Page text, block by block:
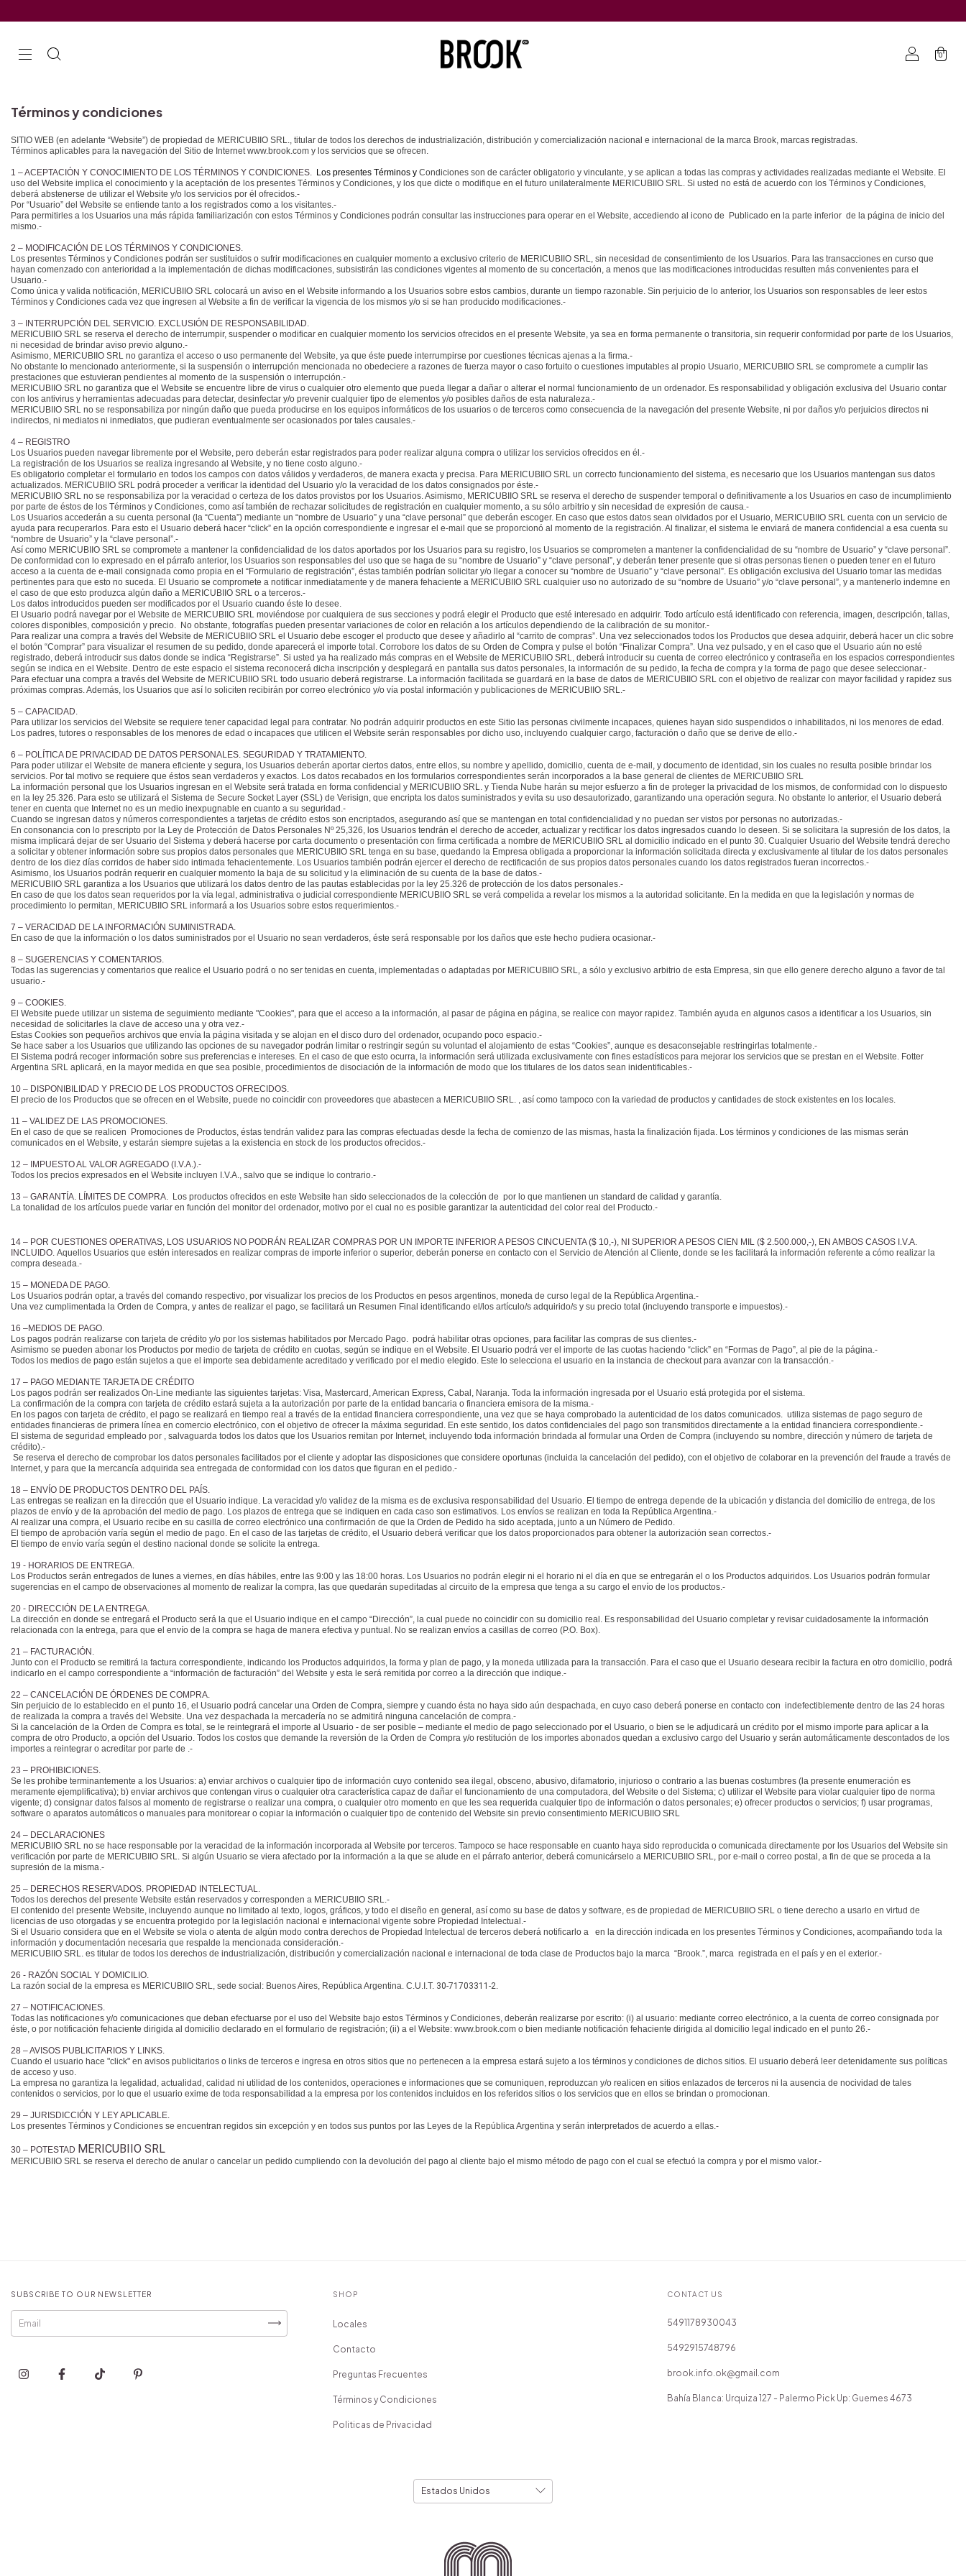
0
Términos y condiciones
SITIO WEB (en adelante “Website”) de propiedad de MERICUBIIO SRL., titular de todos los derechos de industrialización, distribución y comercialización nacional e internacional de la marca Brook, marcas registradas.
Términos aplicables para la navegación del Sitio de Internet www.brook.com y los servicios que se ofrecen.
1 – ACEPTACIÓN Y CONOCIMIENTO DE LOS TÉRMINOS Y CONDICIONES. Los presentes Términos y Condiciones son de carácter obligatorio y vinculante, y se aplican a todas las compras y actividades realizadas mediante el Website. El
uso del Website implica el conocimiento y la aceptación de los presentes Términos y Condiciones, y los que dicte o modifique en el futuro unilateralmente MERICUBIIO SRL. Si usted no está de acuerdo con los Términos y Condiciones,
deberá abstenerse de utilizar el Website y/o los servicios por él ofrecidos.-
Por “Usuario” del Website se entiende tanto a los registrados como a los visitantes.-
Para permitirles a los Usuarios una más rápida familiarización con estos Términos y Condiciones podrán consultar las instrucciones para operar en el Website, accediendo al icono de Publicado en la parte inferior de la página de inicio del
mismo.-
2 – MODIFICACIÓN DE LOS TÉRMINOS Y CONDICIONES.
Los presentes Términos y Condiciones podrán ser sustituidos o sufrir modificaciones en cualquier momento a exclusivo criterio de MERICUBIIO SRL, sin necesidad de consentimiento de los Usuarios. Para las transacciones en curso que
hayan comenzado con anterioridad a la implementación de dichas modificaciones, subsistirán las condiciones vigentes al momento de su concertación, a menos que las modificaciones introducidas resulten más convenientes para el
Usuario.-
Como única y valida notificación, MERICUBIIO SRL colocará un aviso en el Website informando a los Usuarios sobre estos cambios, durante un tiempo razonable. Sin perjuicio de lo anterior, los Usuarios son responsables de leer estos
Términos y Condiciones cada vez que ingresen al Website a fin de verificar la vigencia de los mismos y/o si se han producido modificaciones.-
3 – INTERRUPCIÓN DEL SERVICIO. EXCLUSIÓN DE RESPONSABILIDAD.
MERICUBIIO SRL se reserva el derecho de interrumpir, suspender o modificar en cualquier momento los servicios ofrecidos en el presente Website, ya sea en forma permanente o transitoria, sin requerir conformidad por parte de los Usuarios,
ni necesidad de brindar aviso previo alguno.-
Asimismo, MERICUBIIO SRL no garantiza el acceso o uso permanente del Website, ya que éste puede interrumpirse por cuestiones técnicas ajenas a la firma.-
No obstante lo mencionado anteriormente, si la suspensión o interrupción mencionada no obedeciere a razones de fuerza mayor o caso fortuito o cuestiones imputables al propio Usuario, MERICUBIIO SRL se compromete a cumplir las
prestaciones que estuvieran pendientes al momento de la suspensión o interrupción.-
MERICUBIIO SRL no garantiza que el Website se encuentre libre de virus o cualquier otro elemento que pueda llegar a dañar o alterar el normal funcionamiento de un ordenador. Es responsabilidad y obligación exclusiva del Usuario contar
con los antivirus y herramientas adecuadas para detectar, desinfectar y/o prevenir cualquier tipo de elementos y/o posibles daños de esta naturaleza.-
MERICUBIIO SRL no se responsabiliza por ningún daño que pueda producirse en los equipos informáticos de los usuarios o de terceros como consecuencia de la navegación del presente Website, ni por daños y/o perjuicios directos ni
indirectos, ni mediatos ni inmediatos, que pudieran eventualmente ser ocasionados por tales causales.-
4 – REGISTRO
Los Usuarios pueden navegar libremente por el Website, pero deberán estar registrados para poder realizar alguna compra o utilizar los servicios ofrecidos en él.-
La registración de los Usuarios se realiza ingresando al Website, y no tiene costo alguno.-
Es obligatorio completar el formulario en todos los campos con datos válidos y verdaderos, de manera exacta y precisa. Para MERICUBIIO SRL un correcto funcionamiento del sistema, es necesario que los Usuarios mantengan sus datos
actualizados. MERICUBIIO SRL podrá proceder a verificar la identidad del Usuario y/o la veracidad de los datos consignados por éste.-
MERICUBIIO SRL no se responsabiliza por la veracidad o certeza de los datos provistos por los Usuarios. Asimismo, MERICUBIIO SRL se reserva el derecho de suspender temporal o definitivamente a los Usuarios en caso de incumplimiento
por parte de éstos de los Términos y Condiciones, como así también de rechazar solicitudes de registración en cualquier momento, a su sólo arbitrio y sin necesidad de expresión de causa.-
Los Usuarios accederán a su cuenta personal (la “Cuenta”) mediante un “nombre de Usuario” y una “clave personal” que deberán escoger. En caso que estos datos sean olvidados por el Usuario, MERICUBIIO SRL cuenta con un servicio de
ayuda para recuperarlos. Para esto el Usuario deberá hacer “click” en la opción correspondiente e ingresar el e-mail que se proporcionó al momento de la registración. Al finalizar, el sistema le enviará de manera confidencial a esa cuenta su
“nombre de Usuario” y la “clave personal”.-
Así como MERICUBIIO SRL se compromete a mantener la confidencialidad de los datos aportados por los Usuarios para su registro, los Usuarios se comprometen a mantener la confidencialidad de su “nombre de Usuario” y “clave personal”.
De conformidad con lo expresado en el párrafo anterior, los Usuarios son responsables del uso que se haga de su “nombre de Usuario” y “clave personal”, y deberán tener presente que si otras personas tienen o pueden tener en el futuro
acceso a la cuenta de e-mail consignada como propia en el “Formulario de registración”, éstas también podrían solicitar y/o llegar a conocer su “nombre de Usuario” y “clave personal”. Es obligación exclusiva del Usuario tomar las medidas
pertinentes para que esto no suceda. El Usuario se compromete a notificar inmediatamente y de manera fehaciente a MERICUBIIO SRL cualquier uso no autorizado de su “nombre de Usuario” y/o “clave personal”, y a mantenerlo indemne en
el caso de que esto produzca algún daño a MERICUBIIO SRL o a terceros.-
Los datos introducidos pueden ser modificados por el Usuario cuando éste lo desee.
El Usuario podrá navegar por el Website de MERICUBIIO SRL moviéndose por cualquiera de sus secciones y podrá elegir el Producto que esté interesado en adquirir. Todo artículo está identificado con referencia, imagen, descripción, tallas,
colores disponibles, composición y precio. No obstante, fotografías pueden presentar variaciones de color en relación a los artículos dependiendo de la calibración de su monitor.-
Para realizar una compra a través del Website de MERICUBIIO SRL el Usuario debe escoger el producto que desee y añadirlo al “carrito de compras”. Una vez seleccionados todos los Productos que desea adquirir, deberá hacer un clic sobre
el botón “Comprar” para visualizar el resumen de su pedido, donde aparecerá el importe total. Corrobore los datos de su Orden de Compra y pulse el botón “Finalizar Compra”. Una vez pulsado, y en el caso que el Usuario aún no esté
registrado, deberá introducir sus datos donde se indica “Registrarse”. Si usted ya ha realizado más compras en el Website de MERICUBIIO SRL, deberá introducir su cuenta de correo electrónico y contraseña en los espacios correspondientes
según se indica en el Website. Dentro de este espacio el sistema reconocerá dicha inscripción y desplegará en pantalla sus datos personales, la información de su pedido, la fecha de compra y la forma de pago que desee seleccionar.-
Para efectuar una compra a través del Website de MERICUBIIO SRL todo usuario deberá registrarse. La información facilitada se guardará en la base de datos de MERICUBIIO SRL con el objetivo de realizar con mayor facilidad y rapidez sus
próximas compras. Además, los Usuarios que así lo soliciten recibirán por correo electrónico y/o vía postal información y publicaciones de MERICUBIIO SRL.-
5 – CAPACIDAD.
Para utilizar los servicios del Website se requiere tener capacidad legal para contratar. No podrán adquirir productos en este Sitio las personas civilmente incapaces, quienes hayan sido suspendidos o inhabilitados, ni los menores de edad.
Los padres, tutores o responsables de los menores de edad o incapaces que utilicen el Website serán responsables por dicho uso, incluyendo cualquier cargo, facturación o daño que se derive de ello.-
6 – POLÍTICA DE PRIVACIDAD DE DATOS PERSONALES. SEGURIDAD Y TRATAMIENTO.
Para poder utilizar el Website de manera eficiente y segura, los Usuarios deberán aportar ciertos datos, entre ellos, su nombre y apellido, domicilio, cuenta de e-mail, y documento de identidad, sin los cuales no resulta posible brindar los
servicios. Por tal motivo se requiere que éstos sean verdaderos y exactos. Los datos recabados en los formularios correspondientes serán incorporados a la base general de clientes de MERICUBIIO SRL
La información personal que los Usuarios ingresan en el Website será tratada en forma confidencial y MERICUBIIO SRL. y Tienda Nube harán su mejor esfuerzo a fin de proteger la privacidad de los mismos, de conformidad con lo dispuesto
en la ley 25.326. Para esto se utilizará el Sistema de Secure Socket Layer (SSL) de Verisign, que encripta los datos suministrados y evita su uso desautorizado, garantizando una operación segura. No obstante lo anterior, el Usuario deberá
tener en cuenta que Internet no es un medio inexpugnable en cuanto a su seguridad.-
Cuando se ingresan datos y números correspondientes a tarjetas de crédito estos son encriptados, asegurando así que se mantengan en total confidencialidad y no puedan ser vistos por personas no autorizadas.-
En consonancia con lo prescripto por la Ley de Protección de Datos Personales Nº 25,326, los Usuarios tendrán el derecho de acceder, actualizar y rectificar los datos ingresados cuando lo deseen. Si se solicitara la supresión de los datos, la
misma implicará dejar de ser Usuario del Sistema y deberá hacerse por carta documento o presentación con firma certificada a nombre de MERICUBIIO SRL al domicilio indicado en el punto 30. Cualquier Usuario del Website tendrá derecho
a solicitar y obtener información sobre sus propios datos personales que MERICUBIIO SRL tenga en su base, quedando la Empresa obligada a proporcionar la información solicitada directa y exclusivamente al titular de los datos personales
dentro de los diez días corridos de haber sido intimada fehacientemente. Los Usuarios también podrán ejercer el derecho de rectificación de sus propios datos personales cuando los datos registrados fueran incorrectos.-
Asimismo, los Usuarios podrán requerir en cualquier momento la baja de su solicitud y la eliminación de su cuenta de la base de datos.-
MERICUBIIO SRL garantiza a los Usuarios que utilizará los datos dentro de las pautas establecidas por la ley 25.326 de protección de los datos personales.-
En caso de que los datos sean requeridos por la vía legal, administrativa o judicial correspondiente MERICUBIIO SRL se verá compelida a revelar los mismos a la autoridad solicitante. En la medida en que la legislación y normas de
procedimiento lo permitan, MERICUBIIO SRL informará a los Usuarios sobre estos requerimientos.-
7 – VERACIDAD DE LA INFORMACIÓN SUMINISTRADA.
En caso de que la información o los datos suministrados por el Usuario no sean verdaderos, éste será responsable por los daños que este hecho pudiera ocasionar.-
8 – SUGERENCIAS Y COMENTARIOS.
Todas las sugerencias y comentarios que realice el Usuario podrá o no ser tenidas en cuenta, implementadas o adaptadas por MERICUBIIO SRL, a sólo y exclusivo arbitrio de esta Empresa, sin que ello genere derecho alguno a favor de tal
usuario.-
9 – COOKIES.
El Website puede utilizar un sistema de seguimiento mediante "Cookies", para que el acceso a la información, al pasar de página en página, se realice con mayor rapidez. También ayuda en algunos casos a identificar a los Usuarios, sin
necesidad de solicitarles la clave de acceso una y otra vez.-
Estas Cookies son pequeños archivos que envía la página visitada y se alojan en el disco duro del ordenador, ocupando poco espacio.-
Se hace saber a los Usuarios que utilizando las opciones de su navegador podrán limitar o restringir según su voluntad el alojamiento de estas “Cookies”, aunque es desaconsejable restringirlas totalmente.-
El Sistema podrá recoger información sobre sus preferencias e intereses. En el caso de que esto ocurra, la información será utilizada exclusivamente con fines estadísticos para mejorar los servicios que se prestan en el Website. Fotter
Argentina SRL aplicará, en la mayor medida en que sea posible, procedimientos de disociación de la información de modo que los titulares de los datos sean inidentificables.-
10 – DISPONIBILIDAD Y PRECIO DE LOS PRODUCTOS OFRECIDOS.
El precio de los Productos que se ofrecen en el Website, puede no coincidir con proveedores que abastecen a MERICUBIIO SRL. , así como tampoco con la variedad de productos y cantidades de stock existentes en los locales.
11 – VALIDEZ DE LAS PROMOCIONES.
En el caso de que se realicen Promociones de Productos, éstas tendrán validez para las compras efectuadas desde la fecha de comienzo de las mismas, hasta la finalización fijada. Los términos y condiciones de las mismas serán
comunicados en el Website, y estarán siempre sujetas a la existencia en stock de los productos ofrecidos.-
12 – IMPUESTO AL VALOR AGREGADO (I.V.A.).-
Todos los precios expresados en el Website incluyen I.V.A., salvo que se indique lo contrario.-
13 – GARANTÍA. LÍMITES DE COMPRA. Los productos ofrecidos en este Website han sido seleccionados de la colección de por lo que mantienen un standard de calidad y garantía.
La tonalidad de los artículos puede variar en función del monitor del ordenador, motivo por el cual no es posible garantizar la autenticidad del color real del Producto.-
14 – POR CUESTIONES OPERATIVAS, LOS USUARIOS NO PODRÁN REALIZAR COMPRAS POR UN IMPORTE INFERIOR A PESOS CINCUENTA ($ 10,-), NI SUPERIOR A PESOS CIEN MIL ($ 2.500.000,-), EN AMBOS CASOS I.V.A.
INCLUIDO. Aquellos Usuarios que estén interesados en realizar compras de importe inferior o superior, deberán ponerse en contacto con el Servicio de Atención al Cliente, donde se les facilitará la información referente a cómo realizar la
compra deseada.-
15 – MONEDA DE PAGO.
Los Usuarios podrán optar, a través del comando respectivo, por visualizar los precios de los Productos en pesos argentinos, moneda de curso legal de la República Argentina.-
Una vez cumplimentada la Orden de Compra, y antes de realizar el pago, se facilitará un Resumen Final identificando el/los artículo/s adquirido/s y su precio total (incluyendo transporte e impuestos).-
16 –MEDIOS DE PAGO.
Los pagos podrán realizarse con tarjeta de crédito y/o por los sistemas habilitados por Mercado Pago. podrá habilitar otras opciones, para facilitar las compras de sus clientes.-
Asimismo se pueden abonar los Productos por medio de tarjeta de crédito en cuotas, según se indique en el Website. El Usuario podrá ver el importe de las cuotas haciendo “click” en “Formas de Pago”, al pie de la página.-
Todos los medios de pago están sujetos a que el importe sea debidamente acreditado y verificado por el medio elegido. Este lo selecciona el usuario en la instancia de checkout para avanzar con la transacción.-
17 – PAGO MEDIANTE TARJETA DE CRÉDITO
Los pagos podrán ser realizados On-Line mediante las siguientes tarjetas: Visa, Mastercard, American Express, Cabal, Naranja. Toda la información ingresada por el Usuario está protegida por el sistema.
La confirmación de la compra con tarjeta de crédito estará sujeta a la autorización por parte de la entidad bancaria o financiera emisora de la misma.-
En los pagos con tarjeta de crédito, el pago se realizará en tiempo real a través de la entidad financiera correspondiente, una vez que se haya comprobado la autenticidad de los datos comunicados. utiliza sistemas de pago seguro de
entidades financieras de primera línea en comercio electrónico, con el objetivo de ofrecer la máxima seguridad. En este sentido, los datos confidenciales del pago son transmitidos directamente a la entidad financiera correspondiente.-
El sistema de seguridad empleado por , salvaguarda todos los datos que los Usuarios remitan por Internet, incluyendo toda información brindada al formular una Orden de Compra (incluyendo su nombre, dirección y número de tarjeta de
crédito).-
Se reserva el derecho de comprobar los datos personales facilitados por el cliente y adoptar las disposiciones que considere oportunas (incluida la cancelación del pedido), con el objetivo de colaborar en la prevención del fraude a través de
Internet, y para que la mercancía adquirida sea entregada de conformidad con los datos que figuran en el pedido.-
18 – ENVÍO DE PRODUCTOS DENTRO DEL PAÍS.
Las entregas se realizan en la dirección que el Usuario indique. La veracidad y/o validez de la misma es de exclusiva responsabilidad del Usuario. El tiempo de entrega depende de la ubicación y distancia del domicilio de entrega, de los
plazos de envío y de la aprobación del medio de pago. Los plazos de entrega que se indiquen en cada caso son estimativos. Los envíos se realizan en toda la República Argentina.-
Al realizar una compra, el Usuario recibe en su casilla de correo electrónico una confirmación de que la Orden de Pedido ha sido aceptada, junto a un Número de Pedido.
El tiempo de aprobación varía según el medio de pago. En el caso de las tarjetas de crédito, el Usuario deberá verificar que los datos proporcionados para obtener la autorización sean correctos.-
El tiempo de envío varía según el destino nacional donde se solicite la entrega.
19 - HORARIOS DE ENTREGA.
Los Productos serán entregados de lunes a viernes, en días hábiles, entre las 9:00 y las 18:00 horas. Los Usuarios no podrán elegir ni el horario ni el día en que se entregarán el o los Productos adquiridos. Los Usuarios podrán formular
sugerencias en el campo de observaciones al momento de realizar la compra, las que quedarán supeditadas al circuito de la empresa que tenga a su cargo el envío de los productos.-
20 - DIRECCIÓN DE LA ENTREGA.
La dirección en donde se entregará el Producto será la que el Usuario indique en el campo “Dirección”, la cual puede no coincidir con su domicilio real. Es responsabilidad del Usuario completar y revisar cuidadosamente la información
relacionada con la entrega, para que el envío de la compra se haga de manera efectiva y puntual. No se realizan envíos a casillas de correo (P.O. Box).
21 – FACTURACIÓN.
Junto con el Producto se remitirá la factura correspondiente, indicando los Productos adquiridos, la forma y plan de pago, y la moneda utilizada para la transacción. Para el caso que el Usuario deseara recibir la factura en otro domicilio, podrá
indicarlo en el campo correspondiente a “información de facturación” del Website y esta le será remitida por correo a la dirección que indique.-
22 – CANCELACIÓN DE ÓRDENES DE COMPRA.
Sin perjuicio de lo establecido en el punto 16, el Usuario podrá cancelar una Orden de Compra, siempre y cuando ésta no haya sido aún despachada, en cuyo caso deberá ponerse en contacto con indefectiblemente dentro de las 24 horas
de realizada la compra a través del Website. Una vez despachada la mercadería no se admitirá ninguna cancelación de compra.-
Si la cancelación de la Orden de Compra es total, se le reintegrará el importe al Usuario - de ser posible – mediante el medio de pago seleccionado por el Usuario, o bien se le adjudicará un crédito por el mismo importe para aplicar a la
compra de otro Producto, a opción del Usuario. Todos los costos que demande la reversión de la Orden de Compra y/o restitución de los importes abonados quedan a exclusivo cargo del Usuario y serán automáticamente descontados de los
importes a reintegrar o acreditar por parte de .-
23 – PROHIBICIONES.
Se les prohíbe terminantemente a los Usuarios: a) enviar archivos o cualquier tipo de información cuyo contenido sea ilegal, obsceno, abusivo, difamatorio, injurioso o contrario a las buenas costumbres (la presente enumeración es
meramente ejemplificativa); b) enviar archivos que contengan virus o cualquier otra característica capaz de dañar el funcionamiento de una computadora, del Website o del Sistema; c) utilizar el Website para violar cualquier tipo de norma
vigente; d) consignar datos falsos al momento de registrarse o realizar una compra, o cualquier otro momento en que les sea requerida cualquier tipo de información o datos personales; e) ofrecer productos o servicios; f) usar programas,
software o aparatos automáticos o manuales para monitorear o copiar la información o cualquier tipo de contenido del Website sin previo consentimiento MERICUBIIO SRL
24 – DECLARACIONES
MERICUBIIO SRL no se hace responsable por la veracidad de la información incorporada al Website por terceros. Tampoco se hace responsable en cuanto haya sido reproducida o comunicada directamente por los Usuarios del Website sin
verificación por parte de MERICUBIIO SRL. Si algún Usuario se viera afectado por la información a la que se alude en el párrafo anterior, deberá comunicárselo a MERICUBIIO SRL, por e-mail o correo postal, a fin de que se proceda a la
supresión de la misma.-
25 – DERECHOS RESERVADOS. PROPIEDAD INTELECTUAL.
Todos los derechos del presente Website están reservados y corresponden a MERICUBIIO SRL.-
El contenido del presente Website, incluyendo aunque no limitado al texto, logos, gráficos, y todo el diseño en general, así como su base de datos y software, es de propiedad de MERICUBIIO SRL o tiene derecho a usarlo en virtud de
licencias de uso otorgadas y se encuentra protegido por la legislación nacional e internacional vigente sobre Propiedad Intelectual.-
Si el Usuario considera que en el Website se viola o atenta de algún modo contra derechos de Propiedad Intelectual de terceros deberá notificarlo a en la dirección indicada en los presentes Términos y Condiciones, acompañando toda la
información y documentación necesaria que respalde la mencionada consideración.-
MERICUBIIO SRL. es titular de todos los derechos de industrialización, distribución y comercialización nacional e internacional de toda clase de Productos bajo la marca “Brook.”, marca registrada en el país y en el exterior.-
26 - RAZÓN SOCIAL Y DOMICILIO.
La razón social de la empresa es MERICUBIIO SRL, sede social: Buenos Aires, República Argentina. C.U.I.T. 30-71703311-2.
27 – NOTIFICACIONES.
Todas las notificaciones y/o comunicaciones que deban efectuarse por el uso del Website bajo estos Términos y Condiciones, deberán realizarse por escrito: (i) al usuario: mediante correo electrónico, a la cuenta de correo consignada por
éste, o por notificación fehaciente dirigida al domicilio declarado en el formulario de registración; (ii) a el Website: www.brook.com o bien mediante notificación fehaciente dirigida al domicilio legal indicado en el punto 26.-
28 – AVISOS PUBLICITARIOS Y LINKS.
Cuando el usuario hace "click" en avisos publicitarios o links de terceros e ingresa en otros sitios que no pertenecen a la empresa estará sujeto a los términos y condiciones de dichos sitios. El usuario deberá leer detenidamente sus políticas
de acceso y uso.
La empresa no garantiza la legalidad, actualidad, calidad ni utilidad de los contenidos, operaciones e informaciones que se comuniquen, reproduzcan y/o realicen en sitios enlazados de terceros ni la ausencia de nocividad de tales
contenidos o servicios, por lo que el usuario exime de toda responsabilidad a la empresa por los contenidos incluidos en los referidos sitios o los servicios que en ellos se brindan o promocionan.
29 – JURISDICCIÓN Y LEY APLICABLE.
Los presentes Términos y Condiciones se encuentran regidos sin excepción y en todos sus puntos por las Leyes de la República Argentina y serán interpretados de acuerdo a ellas.-
30 – POTESTAD MERICUBIIO SRL
MERICUBIIO SRL se reserva el derecho de anular o cancelar un pedido cumpliendo con la devolución del pago al cliente bajo el mismo método de pago con el cual se efectuó la compra y por el mismo valor.-
SUBSCRIBE TO OUR NEWSLETTER SHOP
Locales
Contacto
Preguntas Frecuentes
Términos y Condiciones
Politicas de Privacidad
CONTACT US
5491178930043
5492915748796
brook.info.ok@gmail.com
Bahía Blanca: Urquiza 127 - Palermo Pick Up: Guemes 4673